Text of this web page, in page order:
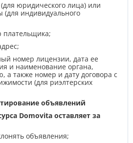
юридического лица) или
индивидуального
плательщика;
номер лицензии, дата ее
и наименование органа,
а также номер и дату договора с
(для риэлтерских
объявлений
Domovita оставляет за
объявления;